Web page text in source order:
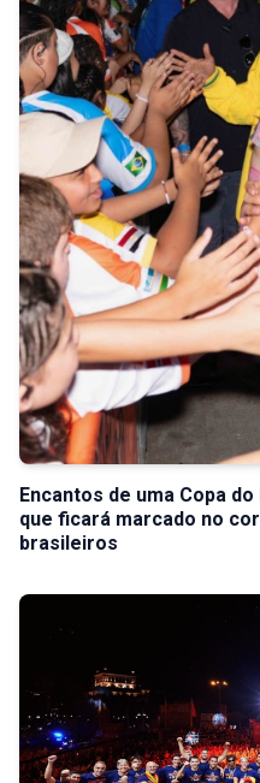
Encantos de uma Copa
que ficará marcado no
brasileiros